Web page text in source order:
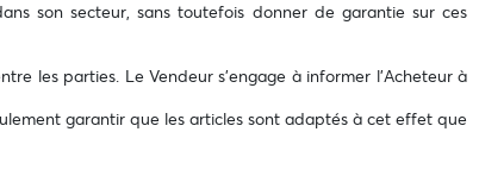
son secteur, sans toutefois donner de garantie sur ces
les parties. Le Vendeur s'engage à informer l’Acheteur à
garantir que les articles sont adaptés à cet effet que